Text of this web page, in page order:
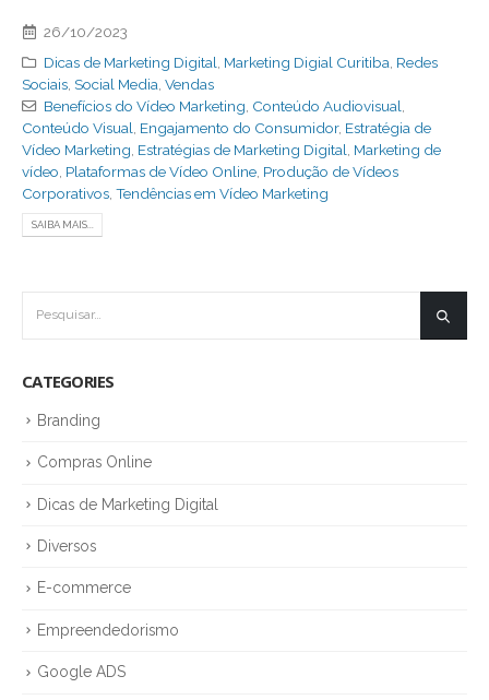
26/10/2023
Dicas de Marketing Digital Marketing Digial Curitiba Redes
Sociais Social Media Vendas
Benefícios do Vídeo Marketing Conteúdo Audiovisual
Conteúdo Visual Engajamento do Consumidor, Estratégia de
Vídeo Marketing Estratégias de Marketing Digital Marketing de
vídeo Plataformas de Vídeo Online Produção de Vídeos
Corporativos Tendências em Vídeo Marketing
SAIBA MAIS...
CATEGORIES
Branding
Compras Online
Dicas de Marketing Digital
Diversos
E-commerce
Empreendedorismo
Google ADS